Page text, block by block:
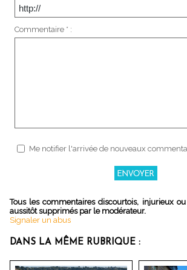
Commentaire * :
Me notifier l'arrivée de nouveaux
Tous les commentaires discourtois, injurieux
aussitôt supprimés par le modérateur.
Signaler un abus
DANS LA MÊME RUBRIQUE :